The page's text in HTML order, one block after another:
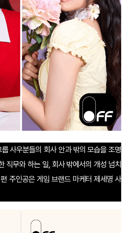
룹 사우분들의 회사 안과 밖의 모습을 조명
직무와 하는 일, 회사 밖에서의 개성 넘치
주인공은 게임 브랜드 마케터 제세영 사